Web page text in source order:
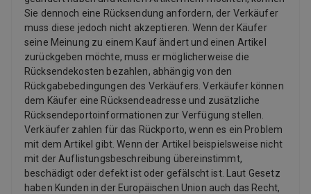
Sie dennoch eine Rücksendung anfordern, der Verkäufer
muss diese jedoch nicht akzeptieren. Wenn der Käufer
seine Meinung zu einem Kauf ändert und einen Artikel
zurückgeben möchte, muss er möglicherweise die
Rücksendekosten bezahlen, abhängig von den
Rückgabebedingungen des Verkäufers. Verkäufer können
dem Käufer eine Rücksendeadresse und zusätzliche
Rücksendeportoinformationen zur Verfügung stellen.
Verkäufer zahlen für das Rückporto, wenn es ein Problem
mit dem Artikel gibt. Wenn der Artikel beispielsweise nicht
mit der Auflistungsbeschreibung übereinstimmt,
beschädigt oder defekt ist oder gefälscht ist. Laut Gesetz
haben Kunden in der Europäischen Union auch das Recht,